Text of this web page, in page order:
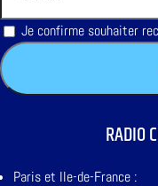
Je confirme souhaiter
RADIO
Paris et Ile-de-France :